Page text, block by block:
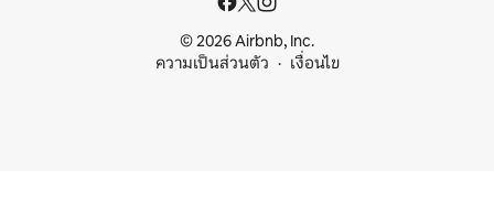
© 2026 Airbnb, Inc.
ความเป็นส่วนตัว
เงื่อนไข